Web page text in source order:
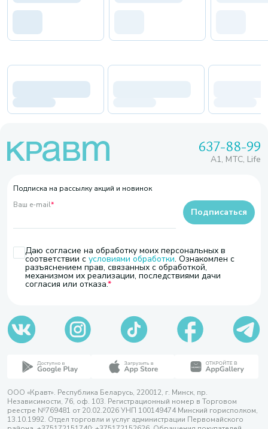
637-88-99
A1, МТС, Life
Подписка на рассылку акций и новинок
Ваш e-mail*
Даю согласие на обработку моих персональных в
соответствии с условиями обработки. Ознакомлен с
разъяснением прав, связанных с обработкой,
механизмом их реализации, последствиями дачи
согласия или отказа.
Подписаться
ООО «Кравт». Республика Беларусь, 220012, г. Минск, пр.
Независимости, 76, оф. 103. Регистрационный номер в Торговом
реестре №769481 от 20.02.2026 УНП 100149474 Минский горисполком,
13.10.1992. Отдел торговли и услуг администрации Первомайского